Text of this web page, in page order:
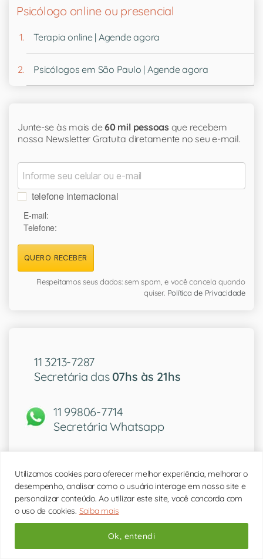
Utilizamos cookies para oferecer melhor experiência, melhorar o
desempenho, analisar como o usuário interage em nosso site e
personalizar conteúdo. Ao utilizar este site, você concorda com
o uso de cookies. Saiba mais
Ok, entendi
Psicólogo online ou presencial
Terapia online | Agende agora
Psicólogos em São Paulo | Agende agora
Junte-se às mais de60 mil pessoas que recebem
nossa Newsletter Gratuita diretamente no seu e-mail.
telefone internacional
E-mail:
Telefone:
QUERO RECEBER
Respeitamos seus dados: sem spam, e você cancela quando
quiser. Política de Privacidade
11 3213-7287
Secretária das 07hs às 21hs
11 99806-7714
Secretária Whatsapp
Quem atende aqui